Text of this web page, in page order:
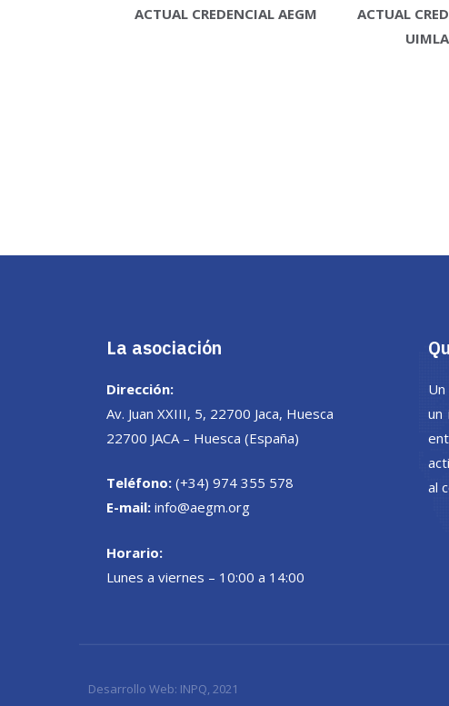
ACTUAL CREDENCIAL AEGM
ACTUAL
UIMLA
La asociación
Dirección:
Av. Juan XXIII, 5, 22700 Jaca, Huesca
22700 JACA – Huesca (España)
Teléfono: (+34) 974 355 578
E-mail: info@aegm.org
Horario:
Lunes a viernes – 10:00 a 14:00
un
al
Desarrollo Web: INPQ , 2021